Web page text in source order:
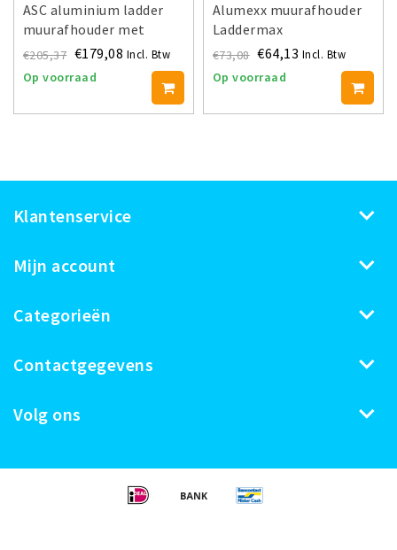
ASC aluminium ladder
muurafhouder met
traanplaat
€205,37 €179,08 Incl. Btw
Op voorraad
Alumexx muurafhouder
Laddermax
€73,08 €64,13 Incl. Btw
Op voorraad
Klantenservice
Mijn account
Categorieën
Contactgegevens
Volg ons